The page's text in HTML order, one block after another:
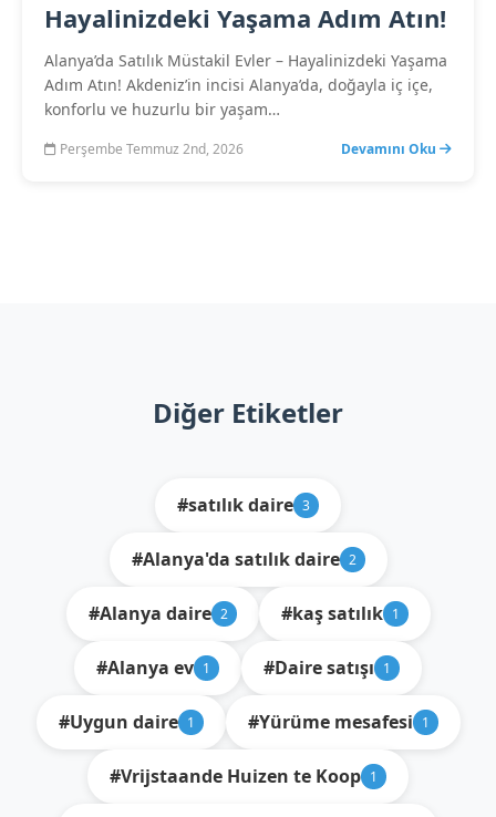
Hayalinizdeki Yaşama Adım Atın!
Alanya’da Satılık Müstakil Evler – Hayalinizdeki Yaşama
Adım Atın! Akdeniz’in incisi Alanya’da, doğayla iç içe,
konforlu ve huzurlu bir yaşam…
Perşembe Temmuz 2nd, 2026 Devamını Oku
Diğer Etiketler
#satılık daire 3
#Alanya'da satılık daire 2
#Alanya daire 2 #kaş satılık 1
#Alanya ev 1 #Daire satışı 1
#Uygun daire 1 #Yürüme mesafesi 1
#Vrijstaande Huizen te Koop 1